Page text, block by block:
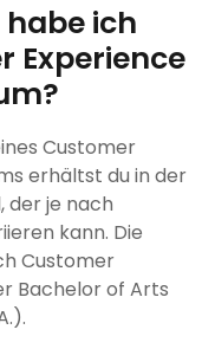
ich
Experience
Customer
erhältst du in der
der je nach
kann. Die
Customer
Bachelor of Arts